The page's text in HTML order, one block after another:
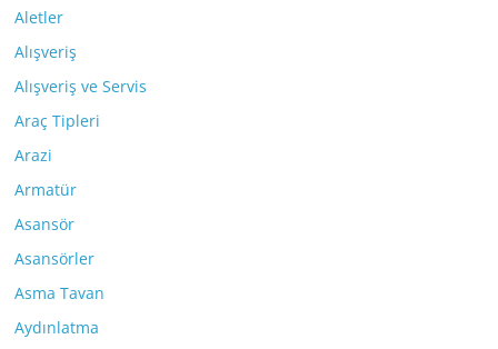
Aletler
Alışveriş
Alışveriş ve Servis
Araç Tipleri
Arazi
Armatür
Asansör
Asansörler
Asma Tavan
Aydınlatma